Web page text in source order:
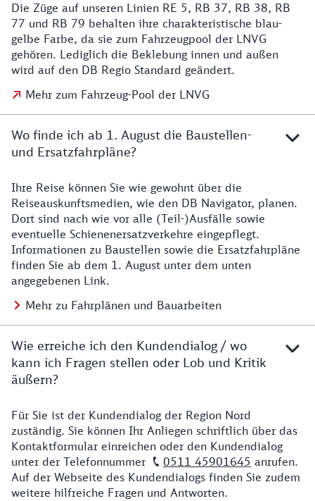
Die Züge auf unseren Linien RE 5, RB 37, RB 38, RB
77 und RB 79 behalten ihre charakteristische blau-
gelbe Farbe, da sie zum Fahrzeugpool der LNVG
gehören. Lediglich die Beklebung innen und außen
wird auf den DB Regio Standard geändert.
Mehr zum Fahrzeug-Pool der LNVG
Wo finde ich ab 1. August die Baustellen-
und Ersatzfahrpläne?
Details zu Baustelle
Ihre Reise können Sie wie gewohnt über die
Reiseauskunftsmedien, wie den DB Navigator, planen.
Dort sind nach wie vor alle (Teil-)Ausfälle sowie
eventuelle Schienenersatzverkehre eingepflegt.
Informationen zu Baustellen sowie die Ersatzfahrpläne
finden Sie ab dem 1. August unter dem unten
angegebenen Link.
Mehr zu Fahrplänen und Bauarbeiten
Wie erreiche ich den Kundendialog / wo
kann ich Fragen stellen oder Lob und Kritik
äußern?
Details zu Kontakt
Für Sie ist der Kundendialog der Region Nord
zuständig. Sie können Ihr Anliegen schriftlich über das
Kontaktformular einreichen oder den Kundendialog
unter der Telefonnummer
0511 45901645 anrufen.
Auf der Webseite des Kundendialogs finden Sie zudem
weitere hilfreiche Fragen und Antworten.